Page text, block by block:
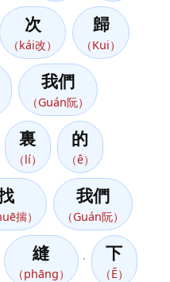
次
（kái改）
歸
（Kui）
我們
（Guán阮）
裏
（lí）
的
（ê）
揣）
我們
（Guán阮）
縫
（phāng）
下
（Ē）